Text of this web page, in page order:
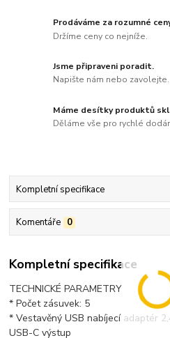
Prodáváme za rozumné
Držíme ceny co nejníže.
Jsme připraveni poradit.
Napište nám nebo zavolejte.
Máme desítky produktů
Děláme vše pro rychlé
Kompletní specifikace
Komentáře 0
Kompletní specifikace
TECHNICKÉ PARAMETRY
* Počet zásuvek: 5
* Vestavěný USB nabíjecí adaptér
USB-C výstup